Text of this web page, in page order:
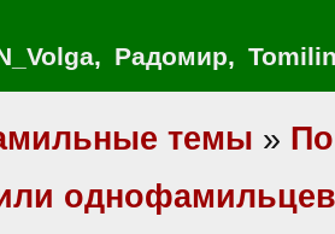
, Радомир,
темы »
однофамильцев